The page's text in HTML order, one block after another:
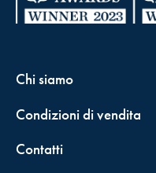
Chi siamo
Condizioni di vendita
Contatti